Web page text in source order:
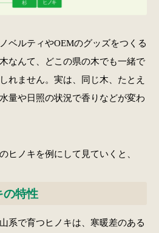
ベルティやOEMのグッズをつくる
なんて、どこの県の木でも一緒で
れません。実は、同じ木、たとえ
量や日照の状況で香りなどが変わ
ヒノキを例にして見ていくと、
の特性
系で育つヒノキは、寒暖差のある